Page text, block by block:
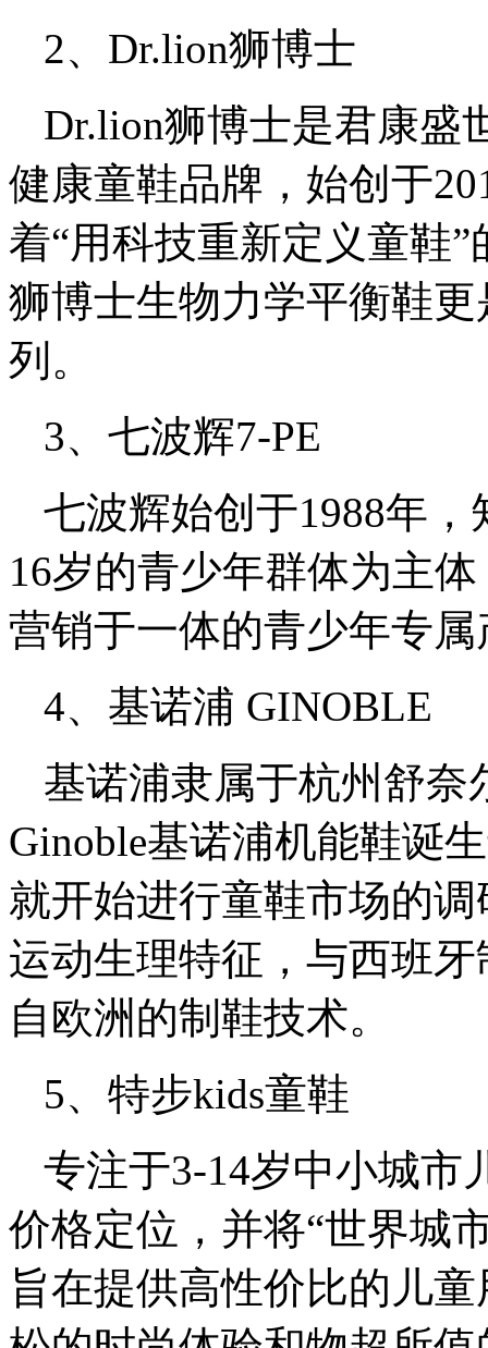
2、Dr.lion狮博士
Dr.lion狮博士是君康盛
健康童鞋品牌，始创于
着“用科技重新定义童鞋
狮博士生物力学平衡鞋
列。
3、七波辉7-PE
七波辉始创于1988年
16岁的青少年群体为主
营销于一体的青少年专
4、基诺浦 GINOBLE
基诺浦隶属于杭州舒奈
Ginoble基诺浦机能鞋诞
就开始进行童鞋市场的
运动生理特征，与西班
自欧洲的制鞋技术。
5、特步kids童鞋
专注于3-14岁中小城市
价格定位，并将“世界城
旨在提供高性价比的儿